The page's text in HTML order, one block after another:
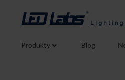
Produkty Blog